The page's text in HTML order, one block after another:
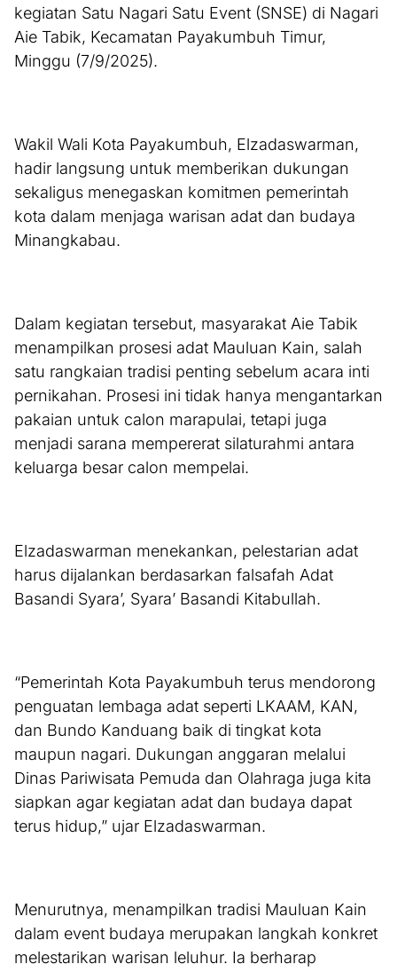
kegiatan Satu Nagari Satu Event (SNSE) di Nagari
Aie Tabik, Kecamatan Payakumbuh Timur,
Minggu (7/9/2025).
Wakil Wali Kota Payakumbuh, Elzadaswarman,
hadir langsung untuk memberikan dukungan
sekaligus menegaskan komitmen pemerintah
kota dalam menjaga warisan adat dan budaya
Minangkabau.
Dalam kegiatan tersebut, masyarakat Aie Tabik
menampilkan prosesi adat Mauluan Kain, salah
satu rangkaian tradisi penting sebelum acara inti
pernikahan. Prosesi ini tidak hanya mengantarkan
pakaian untuk calon marapulai, tetapi juga
menjadi sarana mempererat silaturahmi antara
keluarga besar calon mempelai.
Elzadaswarman menekankan, pelestarian adat
harus dijalankan berdasarkan falsafah Adat
Basandi Syara’, Syara’ Basandi Kitabullah.
“Pemerintah Kota Payakumbuh terus mendorong
penguatan lembaga adat seperti LKAAM, KAN,
dan Bundo Kanduang baik di tingkat kota
maupun nagari. Dukungan anggaran melalui
Dinas Pariwisata Pemuda dan Olahraga juga kita
siapkan agar kegiatan adat dan budaya dapat
terus hidup,” ujar Elzadaswarman.
Menurutnya, menampilkan tradisi Mauluan Kain
dalam event budaya merupakan langkah konkret
melestarikan warisan leluhur. Ia berharap